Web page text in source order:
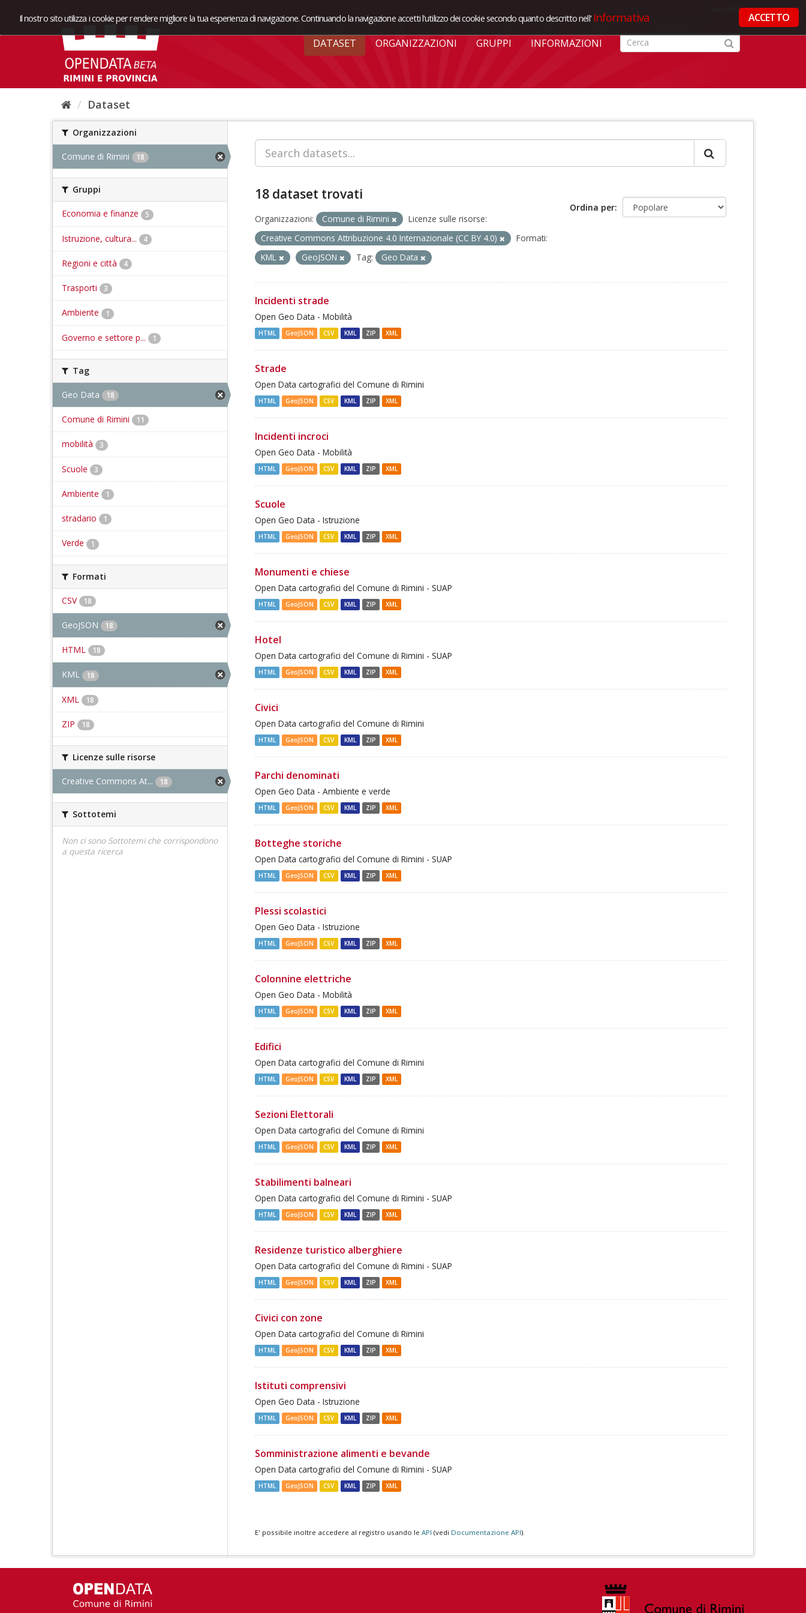
Il nostro sito utilizza i cookie per rendere migliore la tua esperienza di navigazione. Continuando la navigazione accetti l'utilizzo dei cookie secondo quanto descritto nell' Informativa ACCETTO
DATASET ORGANIZZAZIONI GRUPPI INFORMAZIONI
Dataset
Organizzazioni
Comune di Rimini 18
Gruppi
Economia e finanze 5
Istruzione, cultura... 4
Regioni e città 4
Trasporti 3
Ambiente 1
Governo e settore p... 1
Tag
Geo Data 18
Comune di Rimini 11
mobilità 3
Scuole 3
Ambiente 1
stradario 1
Verde 1
Formati
CSV 18
GeoJSON 18
HTML 18
KML 18
XML 18
ZIP 18
Licenze sulle risorse
Creative Commons At... 18
Sottotemi
Non ci sono Sottotemi che corrispondono
a questa ricerca
Ordina per
18 dataset trovati
Organizzazioni: Comune di Rimini
Licenze sulle risorse:
Creative Commons Attribuzione 4.0 Internazionale (CC BY 4.0)
Formati:
KML
GeoJSON Tag: Geo Data
Incidenti strade
Open Geo Data - Mobilità
HTML GeoJSON CSV KML ZIP XML
Strade
Open Data cartografici del Comune di Rimini
HTML GeoJSON CSV KML ZIP XML
Incidenti incroci
Open Geo Data - Mobilità
HTML GeoJSON CSV KML ZIP XML
Scuole
Open Geo Data - Istruzione
HTML GeoJSON CSV KML ZIP XML
Monumenti e chiese
Open Data cartografici del Comune di Rimini - SUAP
HTML GeoJSON CSV KML ZIP XML
Hotel
Open Data cartografici del Comune di Rimini - SUAP
HTML GeoJSON CSV KML ZIP XML
Civici
Open Data cartografici del Comune di Rimini
HTML GeoJSON CSV KML ZIP XML
Parchi denominati
Open Geo Data - Ambiente e verde
HTML GeoJSON CSV KML ZIP XML
Botteghe storiche
Open Data cartografici del Comune di Rimini - SUAP
HTML GeoJSON CSV KML ZIP XML
Plessi scolastici
Open Geo Data - Istruzione
HTML GeoJSON CSV KML ZIP XML
Colonnine elettriche
Open Geo Data - Mobilità
HTML GeoJSON CSV KML ZIP XML
Edifici
Open Data cartografici del Comune di Rimini
HTML GeoJSON CSV KML ZIP XML
Sezioni Elettorali
Open Data cartografici del Comune di Rimini
HTML GeoJSON CSV KML ZIP XML
Stabilimenti balneari
Open Data cartografici del Comune di Rimini - SUAP
HTML GeoJSON CSV KML ZIP XML
Residenze turistico alberghiere
Open Data cartografici del Comune di Rimini - SUAP
HTML GeoJSON CSV KML ZIP XML
Civici con zone
Open Data cartografici del Comune di Rimini
HTML GeoJSON CSV KML ZIP XML
Istituti comprensivi
Open Geo Data - Istruzione
HTML GeoJSON CSV KML ZIP XML
Somministrazione alimenti e bevande
Open Data cartografici del Comune di Rimini - SUAP
HTML GeoJSON CSV KML ZIP XML
E' possibile inoltre accedere al registro usando le API (vedi Documentazione API).